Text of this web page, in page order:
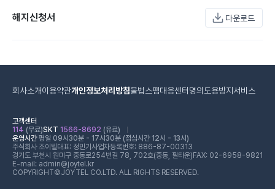
해지신청서 다운로드
회사소개이용약관개인정보처리방침불법스팸대응센터 명의도용방지서비스
고객센터
114 (무료)SKT 1566-8692 (유료)
운영시간평일 09시30분 - 17시30분 (점심시간 12시 - 13시)
주식회사 조이텔대표: 정민기 사업자등록번호: 886-87-00313
경기도 부천시 원미구 중동로254번길 78, 702호(중동, 필타운) FAX: 02-6958-9821
E-mail: admin@joytel.kr
COPYRIGHT©JOYTEL CO.LTD. ALL RIGHTS RESERVED.